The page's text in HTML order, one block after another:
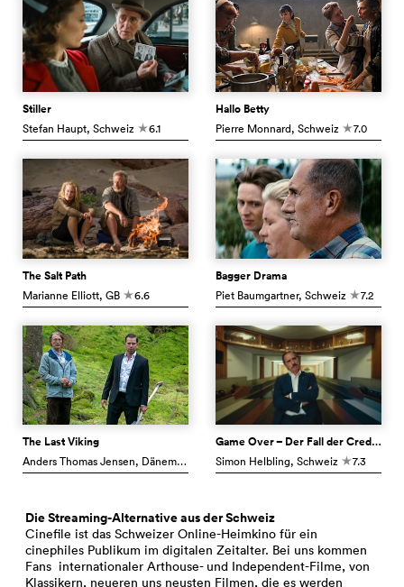
Stiller
Stefan Haupt, Schweiz c6.1
Hallo Betty
Pierre Monnard, Schweiz c7.0
The Salt Path
Marianne Elliott, GB c6.6
Bagger Drama
Piet Baumgartner, Schweiz c7.2
The Last Viking
Anders Thomas Jensen, Dänemark
Game Over – Der Fall der Credit Suisse
Simon Helbling, Schweiz c7.3
Die Streaming-Alternative aus der Schweiz
Cinefile ist das Schweizer Online-Heimkino für ein
cinephiles Publikum im digitalen Zeitalter. Bei uns kommen
Fans internationaler Arthouse- und Independent-Filme, von
Klassikern, neueren uns neusten Filmen, die es werden